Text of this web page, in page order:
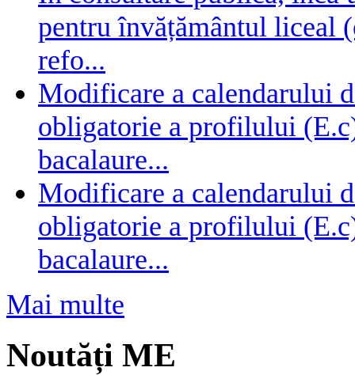
pentru învățământul liceal
refo...
Modificare a calendarului
obligatorie a profilului
bacalaure...
Modificare a calendarului
obligatorie a profilului
bacalaure...
Mai multe
Noutăți ME